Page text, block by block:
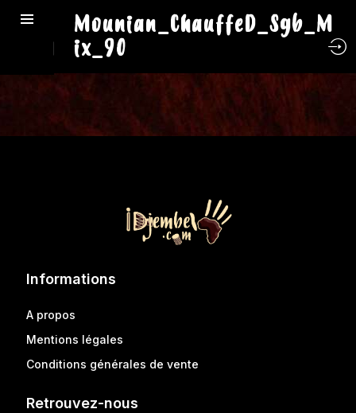
Mounian_ChauffeD_Sgb_M
ix_90
Informations
A propos
Mentions légales
Conditions générales de vente
Retrouvez-nous